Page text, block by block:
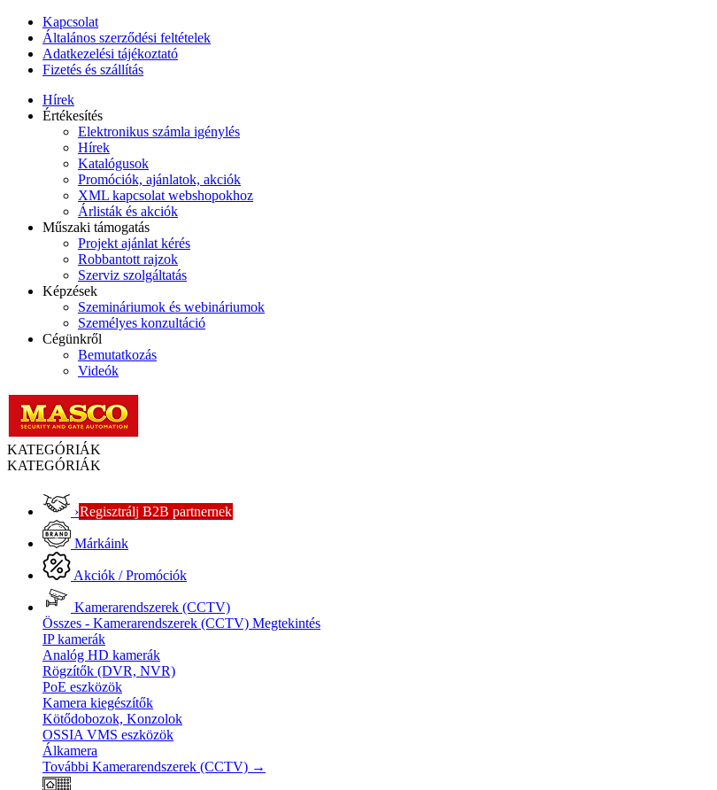
Kapcsolat
Általános szerződési feltételek
Adatkezelési tájékoztató
Fizetés és szállítás
Hírek
Értékesítés
Elektronikus számla igénylés
Hírek
Katalógusok
Promóciók, ajánlatok, akciók
XML kapcsolat webshopokhoz
Árlisták és akciók
Műszaki támogatás
Projekt ajánlat kérés
Robbantott rajzok
Szerviz szolgáltatás
Képzések
Szemináriumok és webináriumok
Személyes konzultáció
Cégünkről
Bemutatkozás
Videók
KATEGÓRIÁK
KATEGÓRIÁK
›Regisztrálj B2B partnernek
Márkáink
Akciók / Promóciók
Kamerarendszerek (CCTV)
Összes - Kamerarendszerek (CCTV) Megtekintés
IP kamerák
Analóg HD kamerák
Rögzítők (DVR, NVR)
PoE eszközök
Kamera kiegészítők
Kötődobozok, Konzolok
OSSIA VMS eszközök
Álkamera
További Kamerarendszerek (CCTV) →